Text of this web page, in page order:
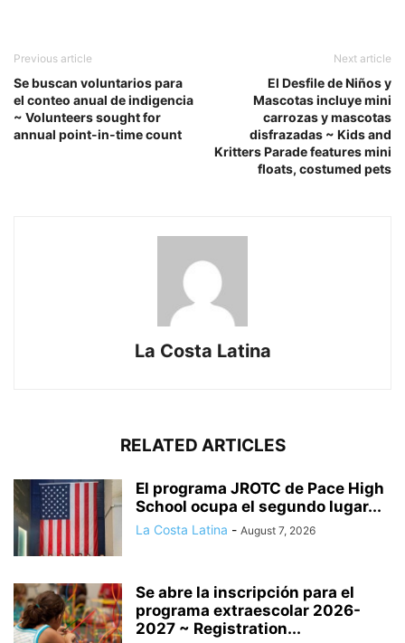
Previous article
Se buscan voluntarios para
el conteo anual de indigencia
~ Volunteers sought for
annual point-in-time count
Next article
El Desfile de Niños y
Mascotas incluye mini
carrozas y mascotas
disfrazadas ~ Kids and
Kritters Parade features mini
floats, costumed pets
La Costa Latina
RELATED ARTICLES
El programa JROTC de Pace High
School ocupa el segundo lugar...
La Costa Latina - August 7, 2026
Se abre la inscripción para el
programa extraescolar 2026-
2027 ~ Registration...